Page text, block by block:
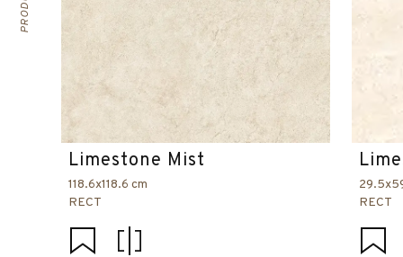
Limestone Mist
118.6x118.6 cm
RECT
RECT